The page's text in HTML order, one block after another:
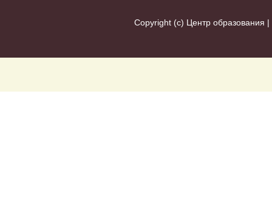
Copyright (c) Центр образования |